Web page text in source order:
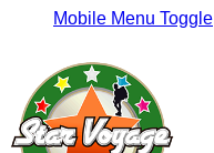
Mobile Menu Toggle